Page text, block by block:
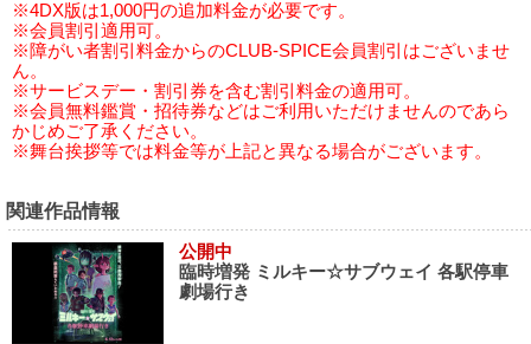
※4DX版は1,000円の追加料金が必要です。
※会員割引適用可。
※障がい者割引料金からのCLUB-SPICE会員割引はございませ
ん。
※サービスデー・割引券を含む割引料金の適用可。
※会員無料鑑賞・招待券などはご利用いただけませんのであら
かじめご了承ください。
※舞台挨拶等では料金等が上記と異なる場合がございます。
関連作品情報
公開中
臨時増発 ミルキー☆サブウェイ 各駅停車
劇場行き